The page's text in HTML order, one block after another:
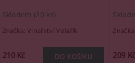
Skladem (20 ks)
Značka:Vinařství Volařík
210 Kč
Značka:
209 Kč